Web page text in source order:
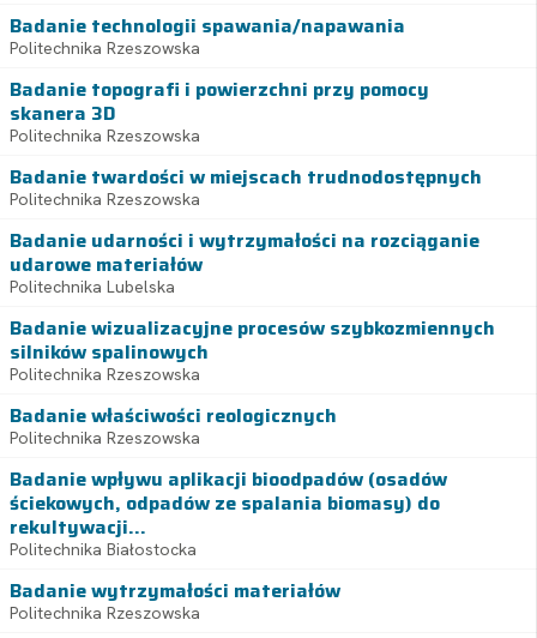
Badanie technologii spawania/napawania
Politechnika Rzeszowska
Badanie topografi i powierzchni przy pomocy
skanera 3D
Politechnika Rzeszowska
Badanie twardości w miejscach trudnodostępnych
Politechnika Rzeszowska
Badanie udarności i wytrzymałości na rozciąganie
udarowe materiałów
Politechnika Lubelska
Badanie wizualizacyjne procesów szybkozmiennych
silników spalinowych
Politechnika Rzeszowska
Badanie właściwości reologicznych
Politechnika Rzeszowska
Badanie wpływu aplikacji bioodpadów (osadów
ściekowych, odpadów ze spalania biomasy) do
rekultywacji...
Politechnika Białostocka
Badanie wytrzymałości materiałów
Politechnika Rzeszowska